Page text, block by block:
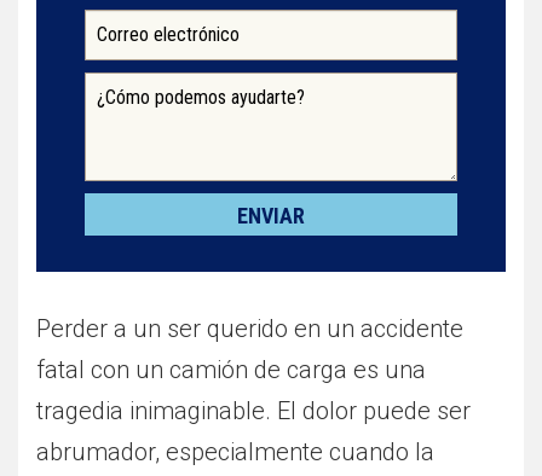
Perder a un ser querido en un accidente
fatal con un camión de carga es una
tragedia inimaginable. El dolor puede ser
abrumador, especialmente cuando la